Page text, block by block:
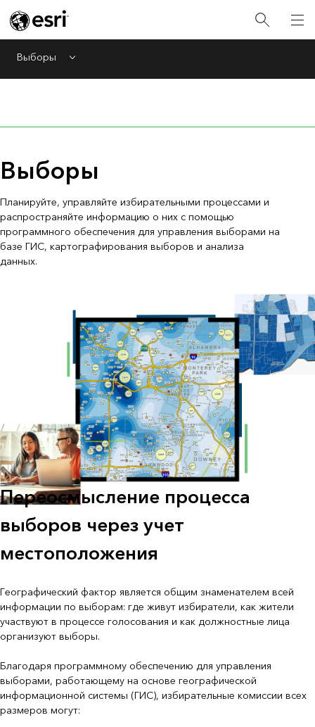
Выборы Menu
Выборы
Планируйте, управляйте избирательными процессами и
распространяйте информацию о них с помощью
программного обеспечения для управления выборами на
базе ГИС, картографирования выборов и анализа
данных.
Переосмысление процесса
выборов через учет
местоположения
Географический фактор является общим знаменателем всей
информации по выборам: где живут избиратели, как жители
участвуют в процессе голосования и как должностные лица
организуют выборы.
Благодаря программному обеспечению для управления
выборами, работающему на основе географической
информационной системы (ГИС), избирательные комиссии всех
размеров могут: